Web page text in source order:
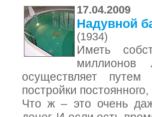
17.04.2009
Надувной
(1934)
Иметь
миллионов
осуществляет
постройки
Что ж – это очень